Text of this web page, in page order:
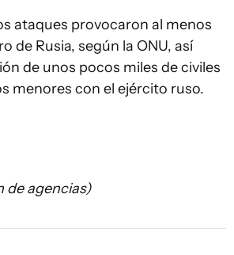
ataques provocaron al menos
de Rusia, según la ONU, así
de unos pocos miles de civiles
menores con el ejército ruso.
de agencias)